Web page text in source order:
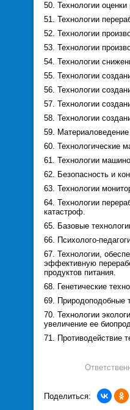
50. Технологии
51. Технологии
52. Технологии
53. Технологии
54. Технологии
55. Технологии
56. Технологии
57. Технологии
58. Технологии
59.
60. Технологические
61. Технологии
62. Безопасность и
63. Технологии
64. Технологии
катастроф.
65. Базовые
66. Психолого-
67. Технологии,
эффективную
продуктов питания.
68. Генетические
69. Природоподобные
70. Технологии
увеличение ее
71. Противодействие
Поделиться: